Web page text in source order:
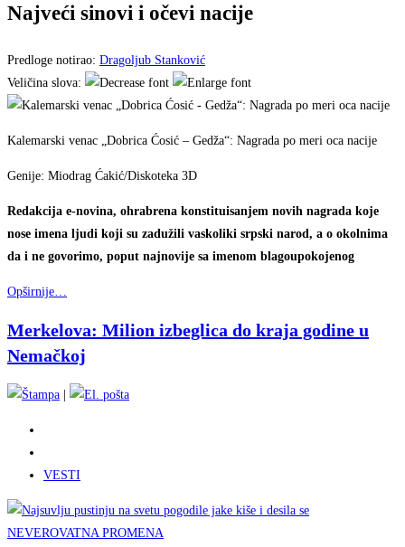
Najveći sinovi i očevi nacije
Predloge notirao: Dragoljub Stanković
Veličina slova:
Kalemarski venac „Dobrica Ćosić – Gedža“: Nagrada po meri oca nacije
Genije: Miodrag Ćakić/Diskoteka 3D
Redakcija e-novina, ohrabrena konstituisanjem novih nagrada koje
nose imena ljudi koji su zadužili vaskoliki srpski narod, a o okolnima
da i ne govorimo, poput najnovije sa imenom blagoupokojenog
Opširnije…
Merkelova: Milion izbeglica do kraja godine u
Nemačkoj
VESTI